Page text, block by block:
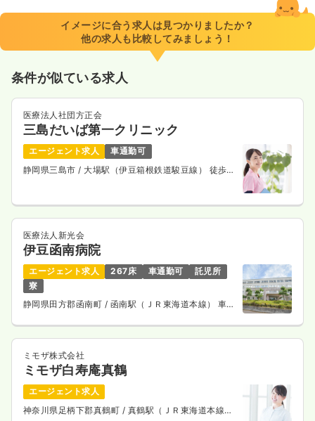
8:30～17:00（休憩60分）
年間休日120日
4週8休以上 オンコールあり
ブランク可
月給29万円以上可
2交代（常勤）
給与 33.7万円/月 賞与3.4ヶ月
年間休日120日
4週8休以上 オンコールあり
ブランク可
第二新卒可
気になる 詳細を見る
時間 8:30～17:00
オンコールあり
ブランク可
気になる 詳細を見る
イメージに合う求人は見つかりましたか？
他の求人も比較してみましょう！
条件が似ている求人
医療法人社団方正会
三島だいば第一クリニック
エージェント求人
車通勤可
静岡県三島市 / 大場駅（伊豆箱根鉄道駿豆線） 徒歩
医療法人新光会
伊豆函南病院
エージェント求人 267床 車通勤可
託児所
寮
静岡県田方郡函南町 / 函南駅（ＪＲ東海道本線） 車
ミモザ株式会社
ミモザ白寿庵真鶴
エージェント求人
神奈川県足柄下郡真鶴町 / 真鶴駅（ＪＲ東海道本線）